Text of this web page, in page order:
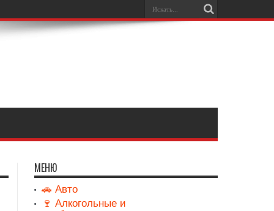
МЕНЮ
🚗 Авто
🍷 Алкогольные и